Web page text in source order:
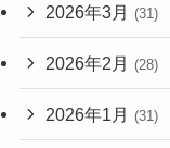
2026年3月 (31)
2026年2月 (28)
2026年1月 (31)